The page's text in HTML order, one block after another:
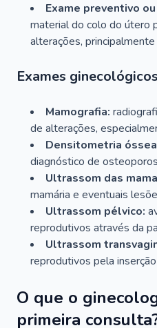
Exame preventivo
material do colo do útero
alterações,
Exames
Mamografia:
de alterações,
Densitometria
diagnóstico de
Ultrassom das
mamária e eventuais
Ultrassom pélvico:
reprodutivos através da
Ultrassom
reprodutivos pela
O que o
primeira